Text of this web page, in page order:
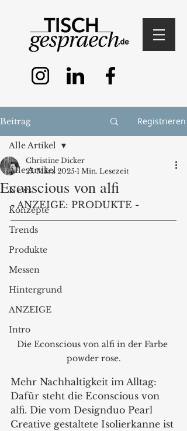
Beitrag Registrieren
Alle Artikel
News
Konzepte
Trends
Produkte
Messen
Hintergrund
ANZEIGE
Intro
Alle Artikel
Econscious von alfi
Christine Dicker
27. März 2025 1 Min. Lesezeit
- ANZEIGE: PRODUKTE -
Die Econscious von alfi in der Farbe
powder rose.
Mehr Nachhaltigkeit im Alltag:
Dafür steht die Econscious von
alfi. Die vom Designduo Pearl
Creative gestaltete Isolierkanne ist